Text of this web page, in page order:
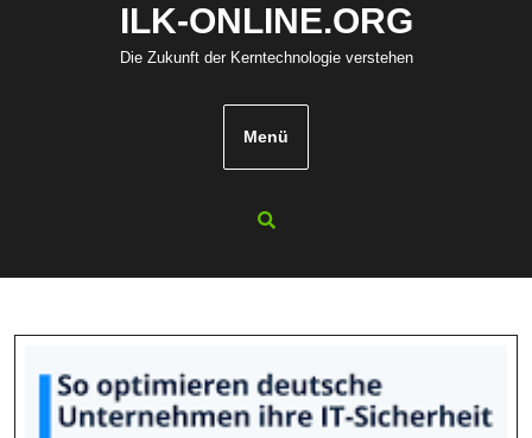
ILK-ONLINE.ORG
Die Zukunft der Kerntechnologie verstehen
Menü